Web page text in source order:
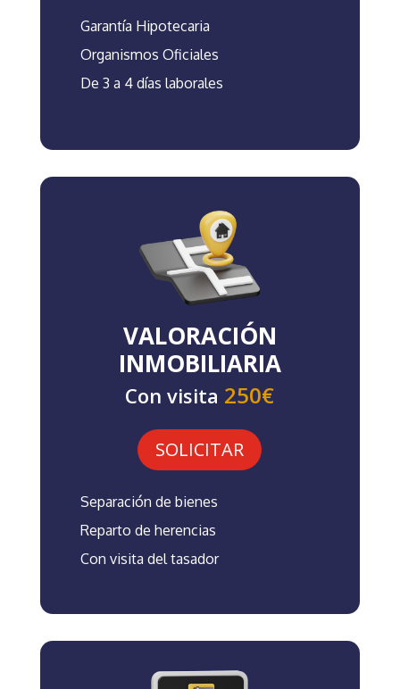
Garantía Hipotecaria
Organismos Oficiales
De 3 a 4 días laborales
VALORACIÓN
INMOBILIARIA
Con visita 250€
SOLICITAR
Separación de bienes
Reparto de herencias
Con visita del tasador